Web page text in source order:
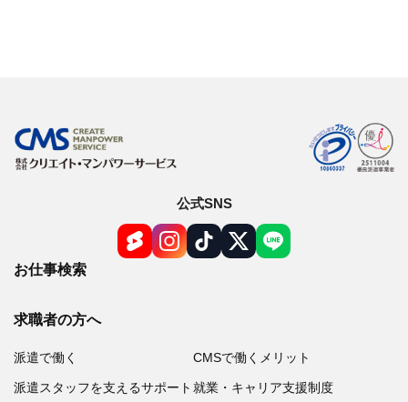
公式SNS
お仕事検索
求職者の方へ
派遣で働く CMSで働くメリット
派遣スタッフを支えるサポート 就業・キャリア支援制度